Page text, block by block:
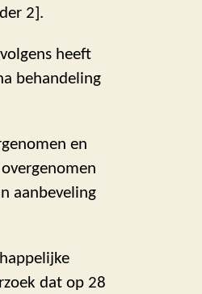
2].
heeft
behandeling
en
aanbeveling
dat op 28